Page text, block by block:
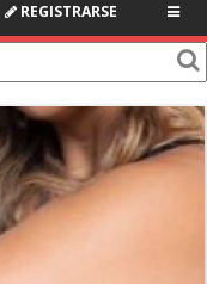
REGISTRARSE